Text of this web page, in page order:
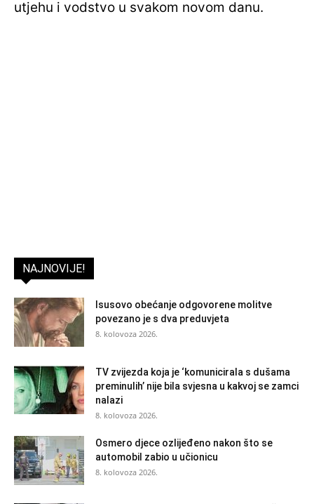
utjehu i vodstvo u svakom novom danu.
NAJNOVIJE!
Isusovo obećanje odgovorene molitve
povezano je s dva preduvjeta
8. kolovoza 2026.
TV zvijezda koja je ‘komunicirala s dušama
preminulih’ nije bila svjesna u kakvoj se zamci
nalazi
8. kolovoza 2026.
Osmero djece ozlijeđeno nakon što se
automobil zabio u učionicu
8. kolovoza 2026.